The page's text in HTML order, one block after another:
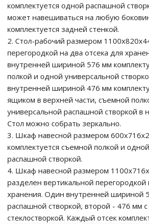
комплектуется одной распашной
может навешиваться на любую
комплектуется задней стенкой.
Стол-рабочий размером
перегородкой на два отсека для
внутренней шириной 576 мм
полкой и одной универсальной
внутренней шириной 476 мм
ящиком в верхней части, съемной
универсальной распашной створкой в
Стол можно собрать зеркально.
Шкаф навесной размером
комплектуется съемной полкой и
распашной створкой.
Шкаф навесной размером
разделен вертикальной перегородкой
хранения. Один внутренней шириной
распашной створкой, второй - 476 мм
стеклостворкой. Каждый отсек